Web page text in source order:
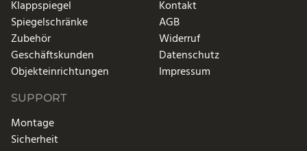
Klappspiegel
Spiegelschränke
Zubehör
Geschäftskunden
Objekteinrichtungen
Kontakt
AGB
Widerruf
Datenschutz
Impressum
SUPPORT
Montage
Sicherheit